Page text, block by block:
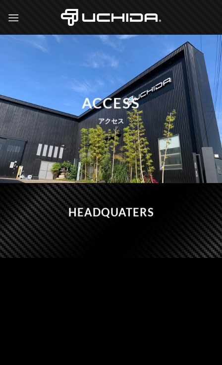
ACCESS
アクセス
HEADQUATERS